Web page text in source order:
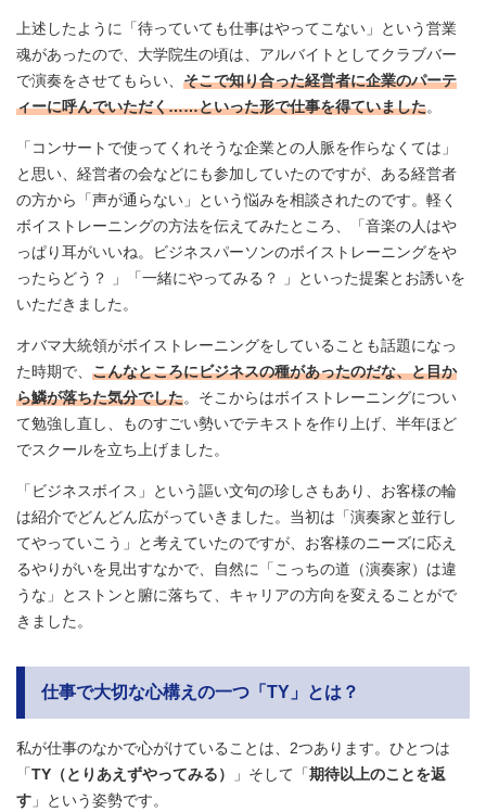
上述したように「待っていても仕事はやってこない」という営業
魂があったので、大学院生の頃は、アルバイトとしてクラブバー
で演奏をさせてもらい、 そこで知り合った経営者に企業のパーテ
ィーに呼んでいただく……といった形で仕事を得ていました。
「コンサートで使ってくれそうな企業との人脈を作らなくては」
と思い、経営者の会などにも参加していたのですが、ある経営者
の方から「声が通らない」という悩みを相談されたのです。軽く
ボイストレーニングの方法を伝えてみたところ、「音楽の人はや
っぱり耳がいいね。ビジネスパーソンのボイストレーニングをや
ったらどう？ 」「一緒にやってみる？ 」といった提案とお誘いを
いただきました。
オバマ大統領がボイストレーニングをしていることも話題になっ
た時期で、 こんなところにビジネスの種があったのだな、と目か
ら鱗が落ちた気分でした。そこからはボイストレーニングについ
て勉強し直し、ものすごい勢いでテキストを作り上げ、半年ほど
でスクールを立ち上げました。
「ビジネスボイス」という謳い文句の珍しさもあり、お客様の輪
は紹介でどんどん広がっていきました。当初は「演奏家と並行し
てやっていこう」と考えていたのですが、お客様のニーズに応え
るやりがいを見出すなかで、自然に「こっちの道（演奏家）は違
うな」とストンと腑に落ちて、キャリアの方向を変えることがで
きました。
仕事で大切な心構えの一つ「TY」とは？
私が仕事のなかで心がけていることは、2つあります。ひとつは
「TY（とりあえずやってみる） 」そして「期待以上のことを返
す 」という姿勢です。